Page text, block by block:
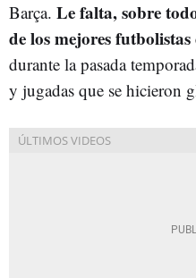
Barça. Le falta, sobre
de los mejores
durante la pasada
y jugadas que se hicieron